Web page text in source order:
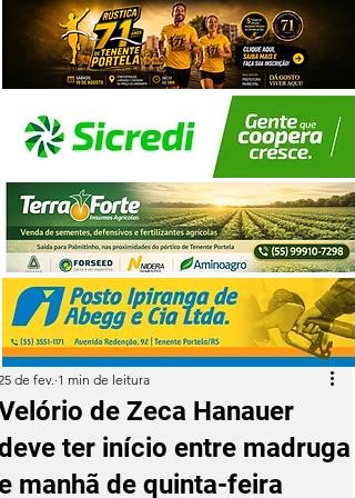
de Zeca Hanauer
ter início entre madruga
manhã de quinta-feira
de fev. 1 min de leitura